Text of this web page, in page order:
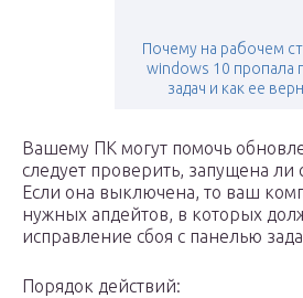
Почему на рабочем
windows 10 пропала
задач и как ее
Вашему ПК могут помочь
следует проверить, запущена
Если она выключена, то ваш
нужных апдейтов, в которых
исправление сбоя с панелью
Порядок действий: